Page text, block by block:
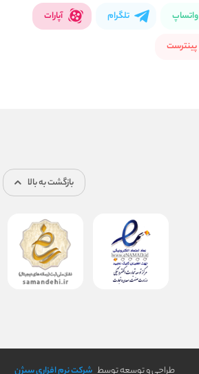
واتساپ تلگرام آپارات
پینترست
بازگشت به بالا